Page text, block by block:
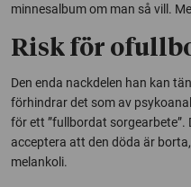
minnesalbum om man så vill.
Risk för
Den enda nackdelen han kan
förhindrar det som av
för ett ”fullbordat sorgearbete”.
acceptera att den döda är
melankoli.